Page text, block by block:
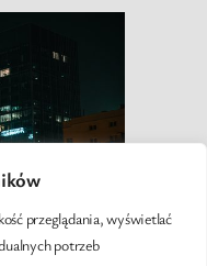
przeglądania, wyświetlać
potrzeb